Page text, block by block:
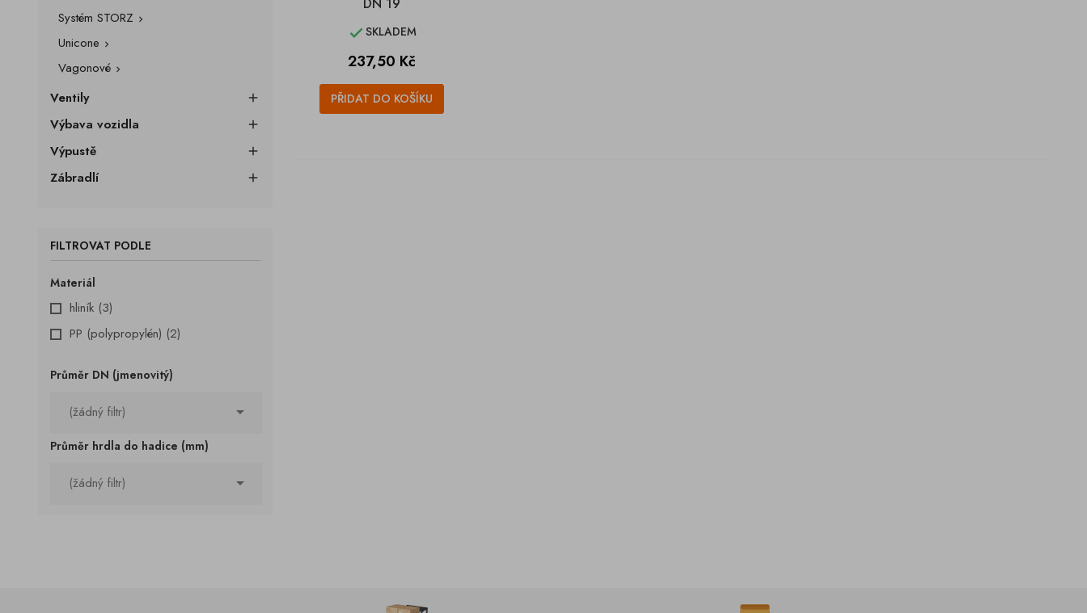
Systém STORZ 
Unicone 
Vagonové 
Ventily 
Výbava vozidla 
Výpustě 
Zábradlí 
FILTROVAT PODLE
Materiál
hliník (3)
PP (polypropylén) (2)
Průměr DN (jmenovitý)
(žádný filtr) 
Průměr hrdla do hadice (mm)
(žádný filtr) 
SKLADEM
Cena
237,50 Kč
PŘIDAT DO KOŠÍKU